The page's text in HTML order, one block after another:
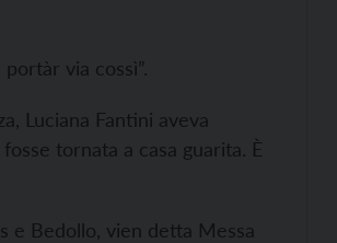
via cossì”.
Luciana Fantini aveva
tornata a casa guarita. È
e Bedollo, vien detta Messa